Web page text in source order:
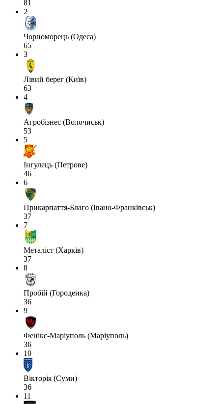
81
2
Чорноморець (Одеса)
65
3
Лівий берег (Київ)
63
4
Агробізнес (Волочиськ)
53
5
Інгулець (Петрове)
46
6
Прикарпаття-Благо (Івано-Франківськ)
37
7
Металіст (Харків)
37
8
Пробій (Городенка)
36
9
Фенікс-Маріуполь (Маріуполь)
36
10
Вікторія (Суми)
36
11